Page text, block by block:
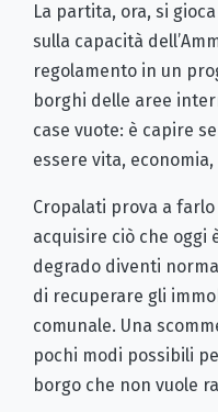
La partita, ora, si
sulla capacità
regolamento in un
borghi delle aree
case vuote: è capire
essere vita,
Cropalati prova a
acquisire ciò che oggi
degrado diventi
di recuperare gli
comunale. Una
pochi modi possibili
borgo che non vuole